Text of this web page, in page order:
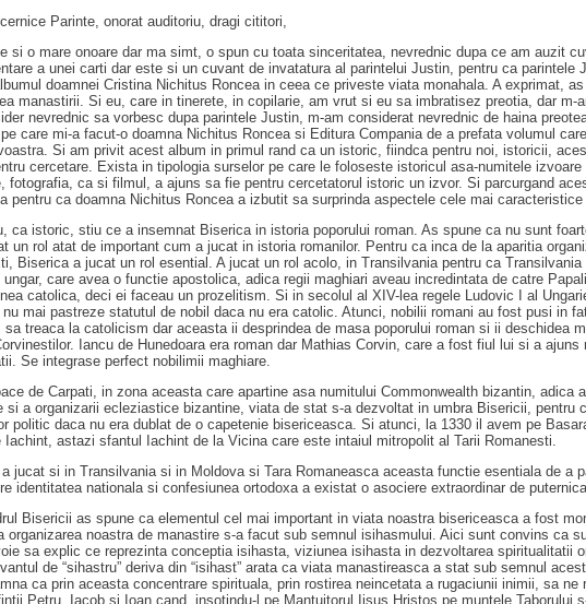
Parinte, onorat auditoriu, dragi cititori,
si o mare onoare dar ma simt, o spun cu toata sinceritatea, nevrednic dupa ce am auzit
a unei carti dar este si un cuvant de invatatura al parintelui Justin, pentru ca parintele
doamnei Cristina Nichitus Roncea in ceea ce priveste viata monahala. A exprimat,
manastirii. Si eu, care in tinerete, in copilarie, am vrut si eu sa imbratisez preotia, dar
nevrednic sa vorbesc dupa parintele Justin, m-am considerat nevrednic de haina
care mi-a facut-o doamna Nichitus Roncea si Editura Compania de a prefata volumul
Si am privit acest album in primul rand ca un istoric, fiindca pentru noi, istoricii,
cercetare. Exista in tipologia surselor pe care le foloseste istoricul asa-numitele
fotografia, ca si filmul, a ajuns sa fie pentru cercetatorul istoric un izvor. Si parcurgand
pentru ca doamna Nichitus Roncea a izbutit sa surprinda aspectele cele mai
ca istoric, stiu ce a insemnat Biserica in istoria poporului roman. As spune ca nu sunt
un rol atat de important cum a jucat in istoria romanilor. Pentru ca inca de la aparitia
Biserica a jucat un rol esential. A jucat un rol acolo, in Transilvania pentru ca
ungar, care avea o functie apostolica, adica regii maghiari aveau incredintata de catre
catolica, deci ei faceau un prozelitism. Si in secolul al XIV-lea regele Ludovic I al
nu mai pastreze statutul de nobil daca nu era catolic. Atunci, nobilii romani au fost pusi in
sa treaca la catolicism dar aceasta ii desprindea de masa poporului roman si ii deschidea
Iancu de Hunedoara era roman dar Mathias Corvin, care a fost fiul lui si a
Se integrase perfect nobilimii maghiare.
de Carpati, in zona aceasta care apartine asa numitului Commonwealth bizantin, adica
si a organizarii ecleziastice bizantine, viata de stat s-a dezvoltat in umbra Bisericii, pentru
politic daca nu era dublat de o capetenie bisericeasca. Si atunci, la 1330 il avem pe
Iachint, astazi sfantul Iachint de la Vicina care este intaiul mitropolit al Tarii Romanesti.
jucat si in Transilvania si in Moldova si Tara Romaneasca aceasta functie esentiala de a
identitatea nationala si confesiunea ortodoxa a existat o asociere extraordinar de
Bisericii as spune ca elementul cel mai important in viata noastra bisericeasca a fost
organizarea noastra de manastire s-a facut sub semnul isihasmului. Aici sunt convins ca
sa explic ce reprezinta conceptia isihasta, viziunea isihasta in dezvoltarea spiritualitatii
de “sihastru” deriva din “isihast” arata ca viata manastireasca a stat sub semnul
ca prin aceasta concentrare spirituala, prin rostirea neincetata a rugaciunii inimii, sa
Petru, Iacob si Ioan cand, insotindu-l pe Mantuitorul Iisus Hristos pe muntele Taborului